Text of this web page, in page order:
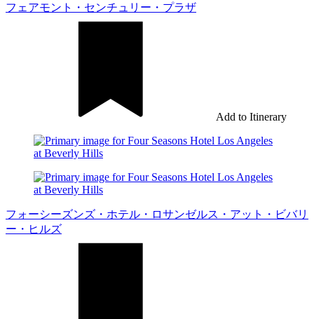
フェアモント・センチュリー・プラザ
Add to Itinerary
フォーシーズンズ・ホテル・ロサンゼルス・アット・ビバリ
ー・ヒルズ